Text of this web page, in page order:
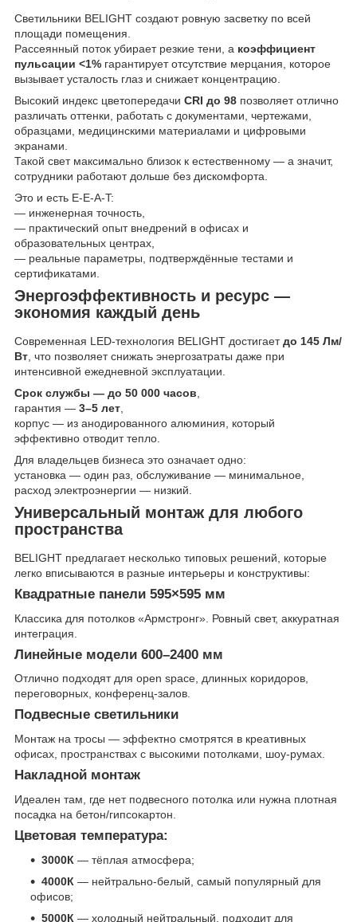
Светильники BELIGHT создают ровную засветку по всей
площади помещения.
Рассеянный поток убирает резкие тени, а коэффициент
пульсации <1% гарантирует отсутствие мерцания, которое
вызывает усталость глаз и снижает концентрацию.
Высокий индекс цветопередачи CRI до 98 позволяет отлично
различать оттенки, работать с документами, чертежами,
образцами, медицинскими материалами и цифровыми
экранами.
Такой свет максимально близок к естественному — а значит,
сотрудники работают дольше без дискомфорта.
Это и есть E-E-A-T:
— инженерная точность,
— практический опыт внедрений в офисах и
образовательных центрах,
— реальные параметры, подтверждённые тестами и
сертификатами.
Энергоэффективность и ресурс —
экономия каждый день
Современная LED-технология BELIGHT достигаетдо 145 Лм/
Вт , что позволяет снижать энергозатраты даже при
интенсивной ежедневной эксплуатации.
Срок службы — до 50 000 часов
гарантия — 3–5 лет
корпус — из анодированного алюминия, который
эффективно отводит тепло.
Для владельцев бизнеса это означает одно:
установка — один раз, обслуживание — минимальное,
расход электроэнергии — низкий.
Универсальный монтаж для любого
пространства
BELIGHT предлагает несколько типовых решений, которые
легко вписываются в разные интерьеры и конструктивы:
Квадратные панели 595×595 мм
Классика для потолков «Армстронг». Ровный свет, аккуратная
интеграция.
Линейные модели 600–2400 мм
Отлично подходят для open space, длинных коридоров,
переговорных, конференц-залов.
Подвесные светильники
Монтаж на тросы — эффектно смотрятся в креативных
офисах, пространствах с высокими потолками, шоу-румах.
Накладной монтаж
Идеален там, где нет подвесного потолка или нужна плотная
посадка на бетон/гипсокартон.
Цветовая температура:
3000К — тёплая атмосфера;
4000К — нейтрально-белый, самый популярный для
офисов;
5000К — холодный нейтральный, подходит для